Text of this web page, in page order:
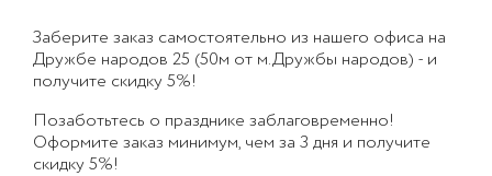
Заберите заказ самостоятельно из нашего офиса на
Дружбе народов 25 (50м от м.Дружбы народов) - и
получите скидку 5%!
Позаботьтесь о празднике заблаговременно!
Оформите заказ минимум, чем за 3 дня и получите
скидку 5%!